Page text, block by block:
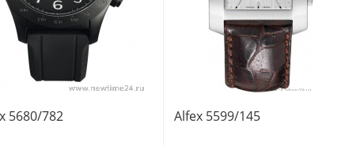
5680/782 Alfex 5599/145